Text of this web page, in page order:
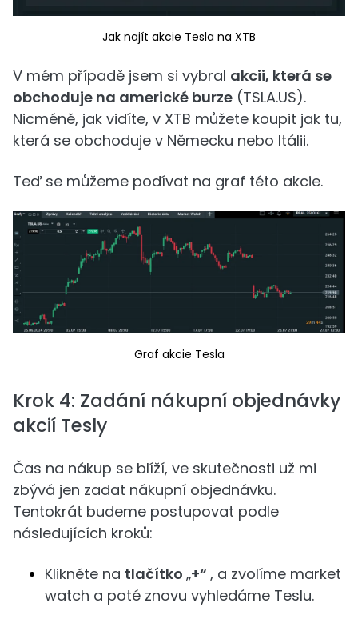
Jak najít akcie Tesla na XTB
V mém případě jsem si vybral akcii, která se
obchoduje na americké burze (TSLA.US).
Nicméně, jak vidíte, v XTB můžete koupit jak tu,
která se obchoduje v Německu nebo Itálii.
Teď se můžeme podívat na graf této akcie.
Graf akcie Tesla
Krok 4: Zadání nákupní objednávky
akcií Tesly
Čas na nákup se blíží, ve skutečnosti už mi
zbývá jen zadat nákupní objednávku.
Tentokrát budeme postupovat podle
následujících kroků:
Klikněte na tlačítko „+“ , a zvolíme market
watch a poté znovu vyhledáme Teslu.